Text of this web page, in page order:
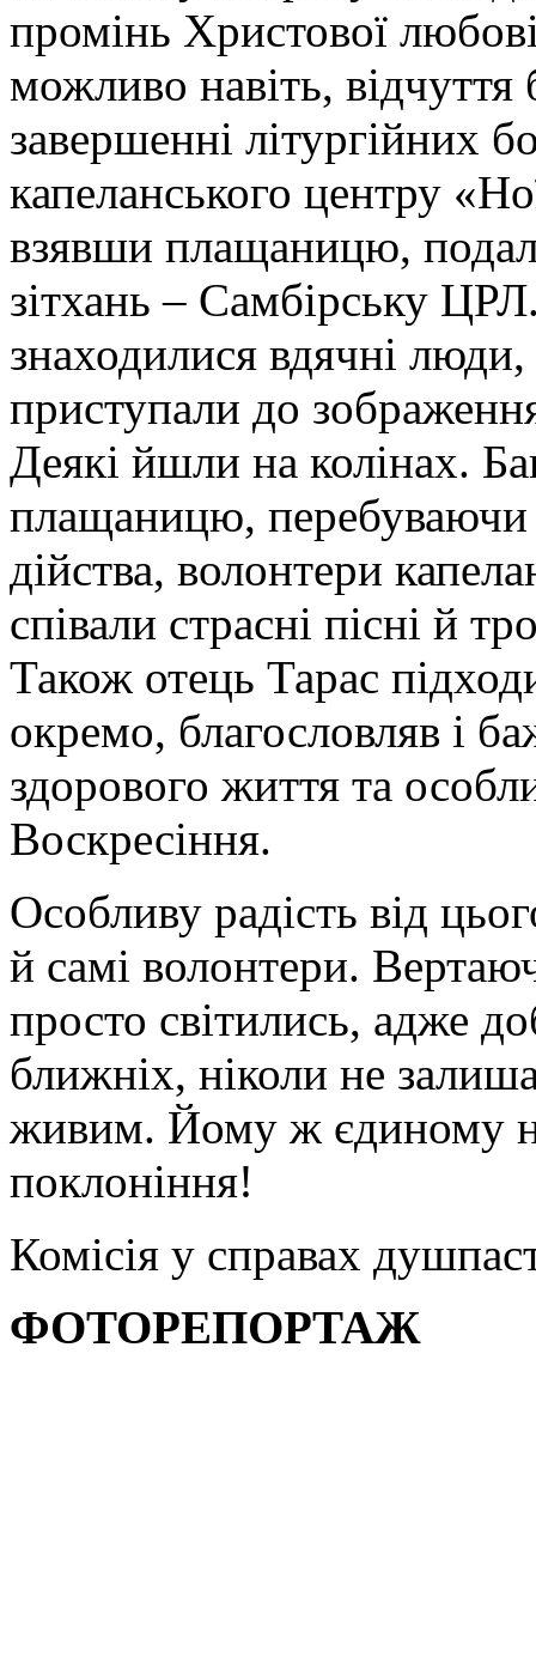
промінь Христової
можливо навіть,
завершенні літургійних
капеланського центру
взявши плащаницю,
зітхань – Самбірську
знаходилися вдячні люди,
приступали до
Деякі йшли на колінах.
плащаницю, перебуваючи
дійства, волонтери
співали страсні пісні й
Також отець Тарас
окремо, благословляв і
здорового життя та
Воскресіння.
Особливу радість від
й самі волонтери.
просто світились, адже
ближніх, ніколи не
живим. Йому ж єдиному
поклоніння!
Комісія у справах
ФОТОРЕПОРТАЖ